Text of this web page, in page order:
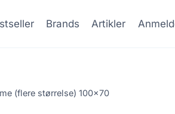
Brands Artikler
(flere størrelse) 100×70